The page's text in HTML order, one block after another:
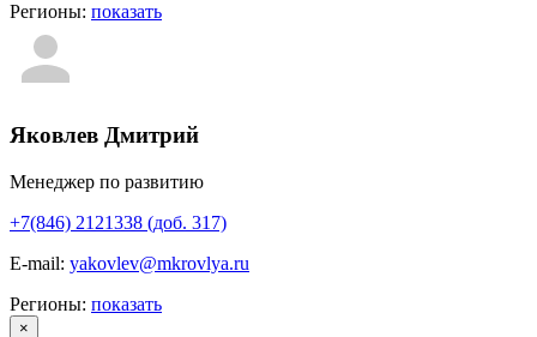
Регионы: показать
Яковлев Дмитрий
Менеджер по развитию
+7(846) 2121338 (доб. 317)
E-mail: yakovlev@mkrovlya.ru
Регионы: показать
×